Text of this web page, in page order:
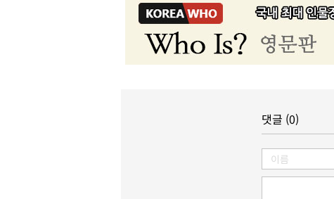
댓글 (0)